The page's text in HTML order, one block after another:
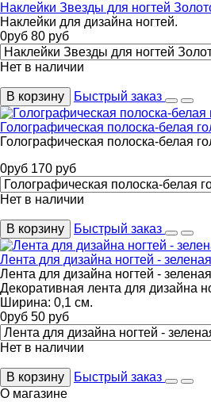
Наклейки Звезды для ногтей
Наклейки для дизайна ногтей.
0руб 80 руб
Нет в наличии
В корзину Быстрый заказ
Голографическая полоска-белая
Голографическая полоска-белая
0руб 170 руб
Нет в наличии
В корзину Быстрый заказ
Лента для дизайна ногтей - зеленая
Лента для дизайна ногтей - зеленая
Декоративная лента для дизайна
Ширина: 0,1 см.
0руб 50 руб
Нет в наличии
В корзину
Быстрый заказ
О магазине